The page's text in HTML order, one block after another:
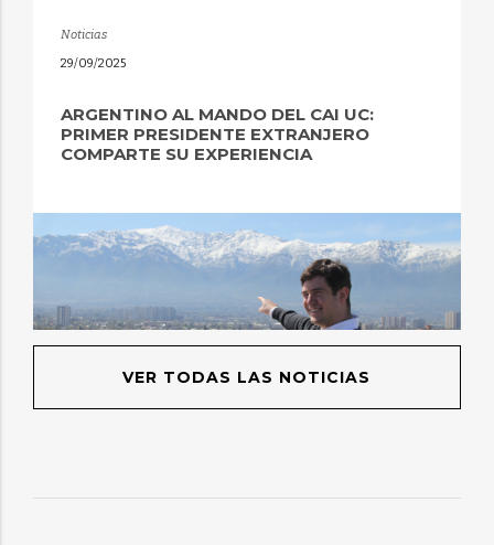
Noticias
29/09/2025
ARGENTINO AL MANDO DEL CAI UC:
PRIMER PRESIDENTE EXTRANJERO
COMPARTE SU EXPERIENCIA
VER TODAS LAS NOTICIAS